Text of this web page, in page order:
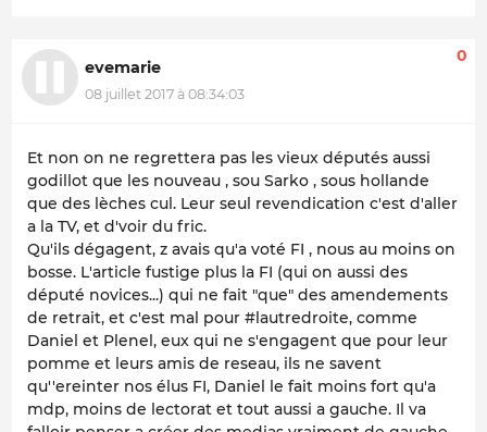
evemarie
08 juillet 2017 à 08:34:03
0
Et non on ne regrettera pas les vieux députés aussi
godillot que les nouveau , sou Sarko , sous hollande
que des lèches cul. Leur seul revendication c'est d'aller
a la TV, et d'voir du fric.
Qu'ils dégagent, z avais qu'a voté FI , nous au moins on
bosse. L'article fustige plus la FI (qui on aussi des
député novices...) qui ne fait "que" des amendements
de retrait, et c'est mal pour #lautredroite, comme
Daniel et Plenel, eux qui ne s'engagent que pour leur
pomme et leurs amis de reseau, ils ne savent
qu''ereinter nos élus FI, Daniel le fait moins fort qu'a
mdp, moins de lectorat et tout aussi a gauche. Il va